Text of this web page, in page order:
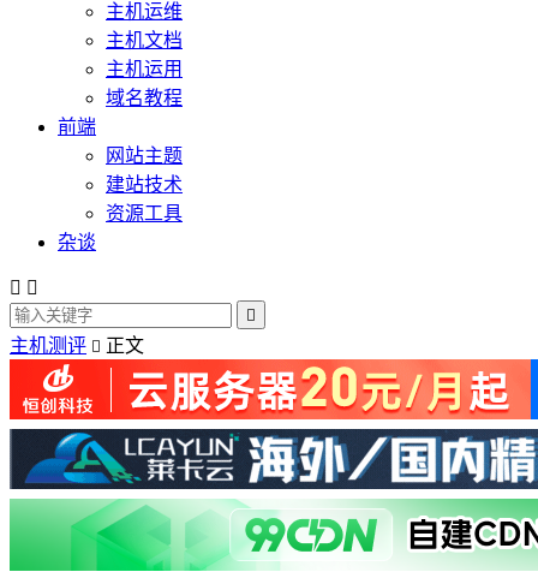
主机运维
主机文档
主机运用
域名教程
前端
网站主题
建站技术
资源工具
杂谈
 

主机测评  正文